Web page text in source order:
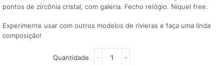
pontos de zircônia cristal, com galeria. Fecho relógio. Niquel free.
Experimente usar com outros modelos de rivieras e faça uma linda
composição!